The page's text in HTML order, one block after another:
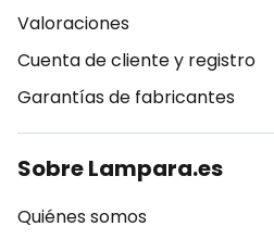
Valoraciones
Cuenta de cliente y registro
Garantías de fabricantes
Sobre Lampara.es
Quiénes somos